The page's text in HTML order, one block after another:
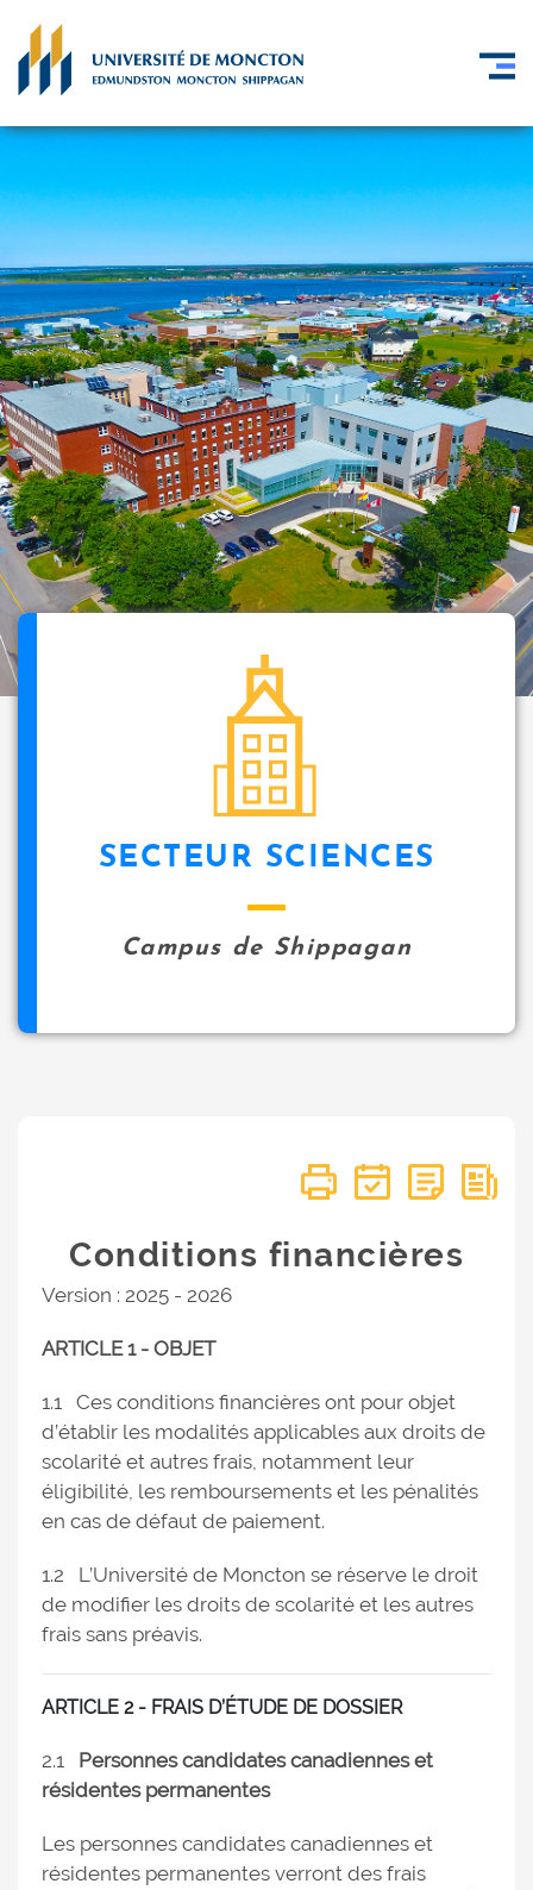
SECTEUR SCIENCES
Campus de Shippagan
Conditions financières
Version : 2025 - 2026
ARTICLE 1 - OBJET
1.1 Ces conditions financières ont pour objet
d’établir les modalités applicables aux droits de
scolarité et autres frais, notamment leur
éligibilité, les remboursements et les pénalités
en cas de défaut de paiement.
1.2 L’Université de Moncton se réserve le droit
de modifier les droits de scolarité et les autres
frais sans préavis.
ARTICLE 2 - FRAIS D’ÉTUDE DE DOSSIER
2.1 Personnes candidates canadiennes et
résidentes permanentes
Les personnes candidates canadiennes et
résidentes permanentes verront des frais